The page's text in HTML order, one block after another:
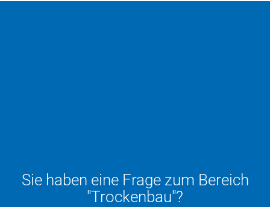
Sie haben eine Frage zum Bereich
"Trockenbau"?